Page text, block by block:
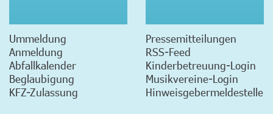
Ummeldung
Anmeldung
Abfallkalender
Beglaubigung
KFZ-Zulassung
Pressemitteilungen
RSS-Feed
Kinderbetreuung-Login
Musikvereine-Login
Hinweisgebermeldestelle